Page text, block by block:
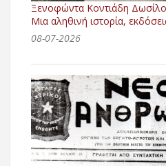
Ξενοφώντα Κοντιάδη
Μια αληθινή ιστορία,
08-07-2026